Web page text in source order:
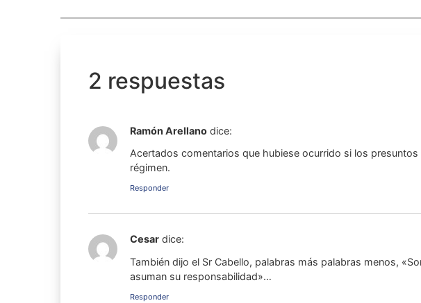
2 respuestas
Ramón Arellano dice:
Acertados comentarios que hubiese ocurrido si los
régimen.
Responder
Cesar dice:
También dijo el Sr Cabello, palabras más palabras menos,
asuman su responsabilidad»…
Responder